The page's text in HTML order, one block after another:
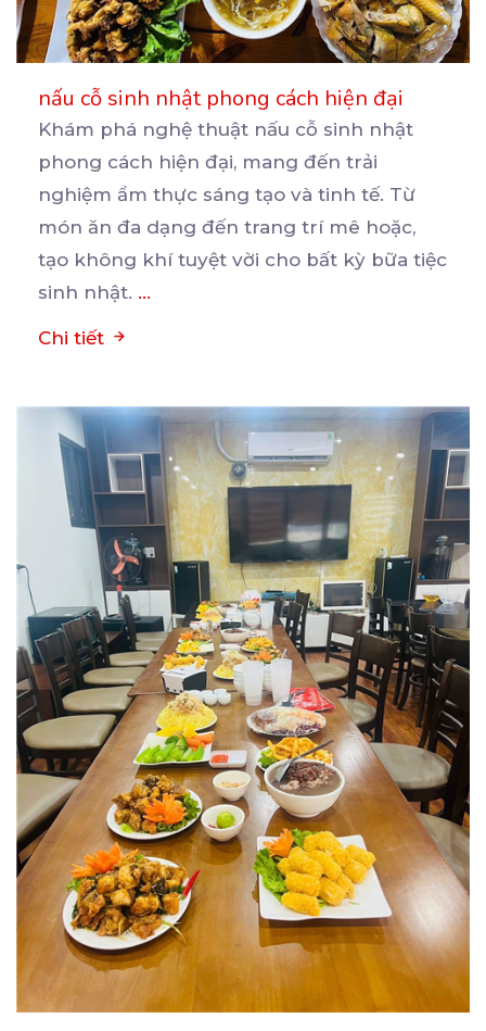
nấu cỗ sinh nhật phong cách hiện đại
Khám phá nghệ thuật nấu cỗ sinh nhật
phong cách hiện đại, mang đến trải
nghiệm ẩm thực sáng tạo và tinh tế. Từ
món ăn đa dạng đến trang trí mê hoặc,
tạo không khí tuyệt vời cho bất kỳ bữa tiệc
sinh nhật. ...
Chi tiết